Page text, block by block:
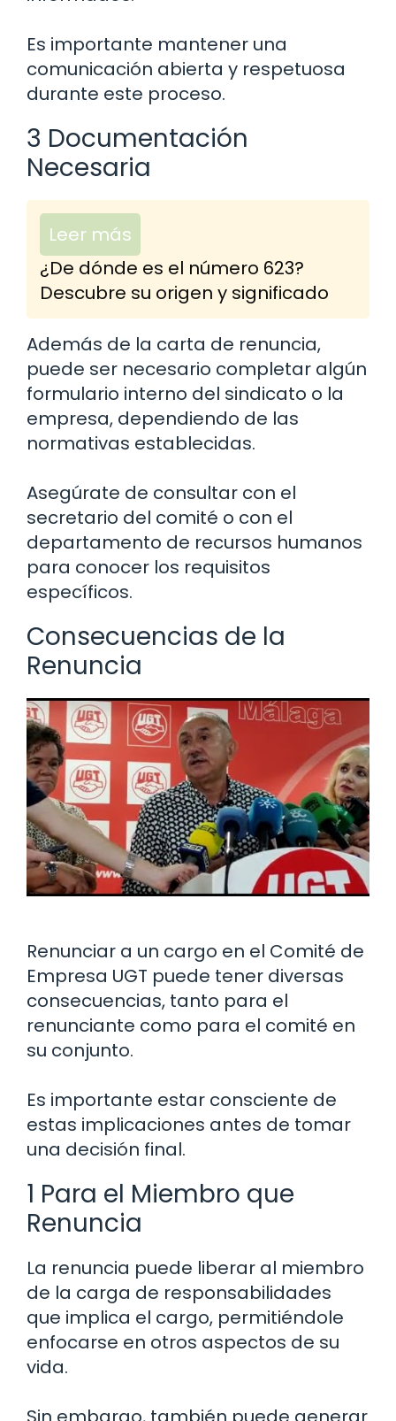
Es importante mantener una
comunicación abierta y respetuosa
durante este proceso.
3 Documentación
Necesaria
Leer más
¿De dónde es el número 623?
Descubre su origen y significado
Además de la carta de renuncia,
puede ser necesario completar algún
formulario interno del sindicato o la
empresa, dependiendo de las
normativas establecidas.
Asegúrate de consultar con el
secretario del comité o con el
departamento de recursos humanos
para conocer los requisitos
específicos.
Consecuencias de la
Renuncia
Renunciar a un cargo en el Comité de
Empresa UGT puede tener diversas
consecuencias, tanto para el
renunciante como para el comité en
su conjunto.
Es importante estar consciente de
estas implicaciones antes de tomar
una decisión final.
1 Para el Miembro que
Renuncia
La renuncia puede liberar al miembro
de la carga de responsabilidades
que implica el cargo, permitiéndole
enfocarse en otros aspectos de su
vida.